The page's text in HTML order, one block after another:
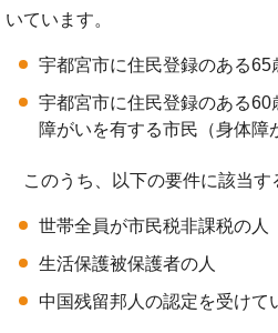
いています。
宇都宮市に住民登録のある65
宇都宮市に住民登録のある
障がいを有する市民（身体障
このうち、以下の要件に該当す
世帯全員が市民税非課税の人
生活保護被保護者の人
中国残留邦人の認定を受けて